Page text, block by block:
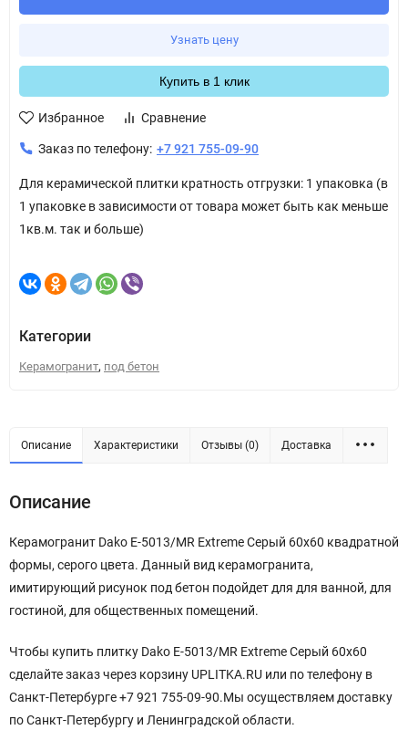
Узнать цену
Купить в 1 клик
Избранное Сравнение
Заказ по телефону: +7 921 755-09-90
Для керамической плитки кратность отгрузки: 1 упаковка (в
1 упаковке в зависимости от товара может быть как меньше
1кв.м. так и больше)
Категории
Керамогранит, под бетон
Описание Характеристики Отзывы (0) Доставка
Описание
Керамогранит Dako E-5013/MR Extreme Серый 60x60 квадратной
формы, серого цвета. Данный вид керамогранита,
имитирующий рисунок под бетон подойдет для для ванной, для
гостиной, для общественных помещений.
Чтобы купить плитку Dako E-5013/MR Extreme Серый 60x60
сделайте заказ через корзину UPLITKA.RU или по телефону в
Санкт-Петербурге +7 921 755-09-90.Мы осуществляем доставку
по Санкт-Петербургу и Ленинградской области.